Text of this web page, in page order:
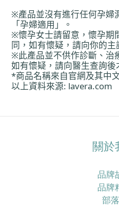
※產品並沒有進行任何孕婦
「孕婦適用」。
※懷孕女士請留意，懷孕期
同，如有懷疑，請向你的主
※此產品並不供作診斷、治
如有懷疑，請向醫生查詢後
*商品名稱來自官網及其中
以上資料來源: lavera.com
關於
品牌
品牌
部